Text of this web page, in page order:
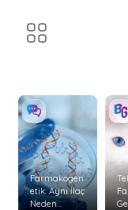
Farmakogen
etik: Aynı İlaç
Neden